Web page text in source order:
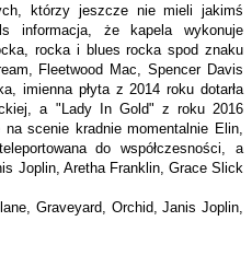
którzy jeszcze nie mieli jakimś
informacja, że kapela wykonuje
rocka i blues rocka spod znaku
Fleetwood Mac, Spencer Davis
imienna płyta z 2014 roku dotarła
a "Lady In Gold" z roku 2016
scenie kradnie momentalnie Elin,
do współczesności, a
Joplin, Aretha Franklin, Grace Slick
Graveyard, Orchid, Janis Joplin,